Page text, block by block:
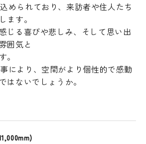
められており、来訪者や住人たち
ます。
じる喜びや悲しみ、そして思い出
囲気と
。
により、空間がより個性的で感動
はないでしょうか。